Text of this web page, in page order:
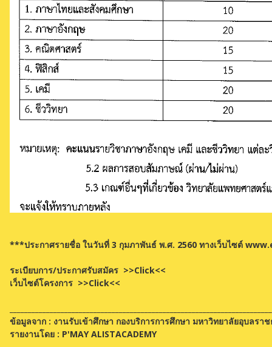
***ประกาศรายชื่อ ในวันที่ 3 กุมภาพันธ์ พ.ศ. 2560 ทางเว็บไซต์
ระเบียบการ/ประกาศรับสมัคร >>Click<<
เว็บไซต์โครงการ >>Click<<
ข้อมูลจาก : งานรับเข้าศึกษา กองบริการการศึกษา มหาวิทยาลัยอุบลรา
รายงานโดย : P'MAY ALISTACADEMY